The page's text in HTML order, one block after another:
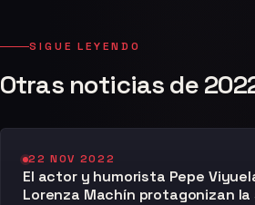
SIGUE LEYENDO
Otras noticias de
22 NOV 2022
El actor y humorista Pepe
Lorenza Machín protagonizan